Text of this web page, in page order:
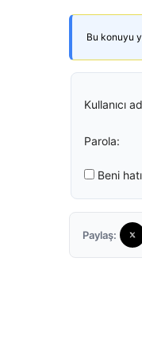
Bu konuyu
Kullanıcı
Parola:
Beni
Paylaş: